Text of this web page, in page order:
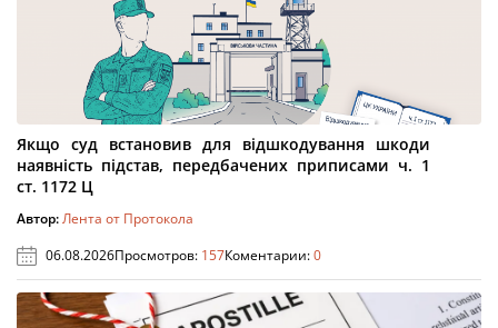
Якщо суд встановив для відшкодування шкоди
наявність підстав, передбачених приписами ч. 1
ст. 1172 Ц
Автор:Лента от Протокола
06.08.2026Просмотров: 157Коментарии:0